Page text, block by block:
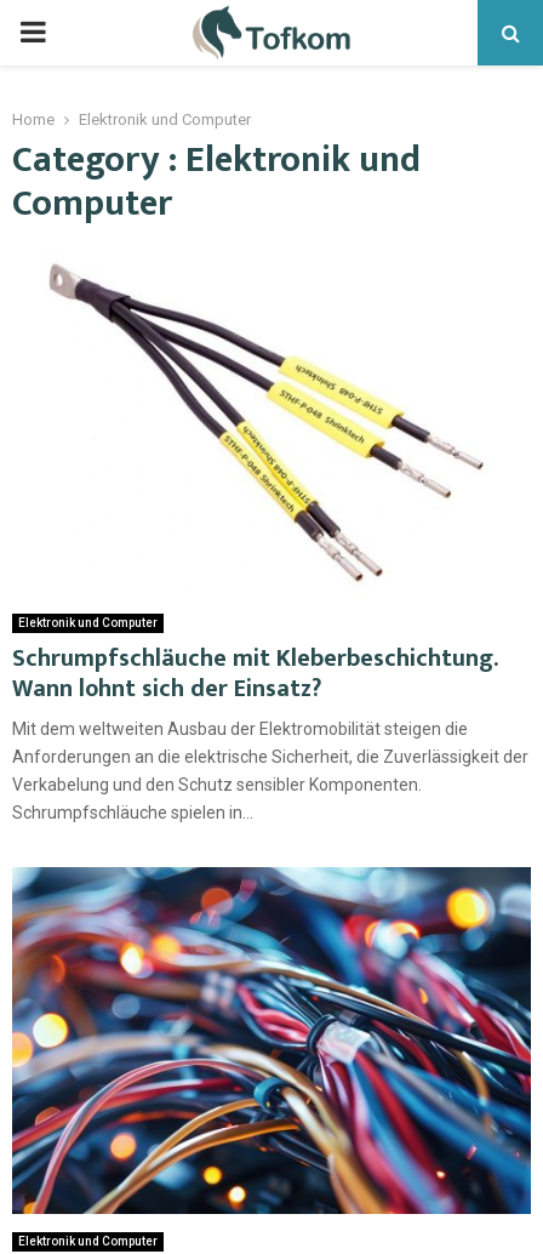
Home Elektronik und Computer
Category : Elektronik und
Computer
Elektronik und Computer
Schrumpfschläuche mit Kleberbeschichtung.
Wann lohnt sich der Einsatz?
Mit dem weltweiten Ausbau der Elektromobilität steigen die
Anforderungen an die elektrische Sicherheit, die Zuverlässigkeit der
Verkabelung und den Schutz sensibler Komponenten.
Schrumpfschläuche spielen in...
Elektronik und Computer